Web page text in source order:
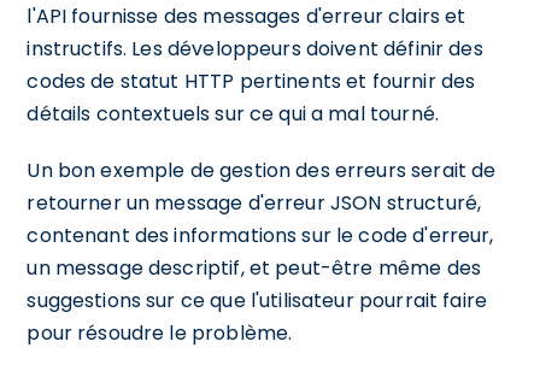
l'API fournisse des messages d'erreur clairs et
instructifs. Les développeurs doivent définir des
codes de statut HTTP pertinents et fournir des
détails contextuels sur ce qui a mal tourné.
Un bon exemple de gestion des erreurs serait de
retourner un message d'erreur JSON structuré,
contenant des informations sur le code d'erreur,
un message descriptif, et peut-être même des
suggestions sur ce que l'utilisateur pourrait faire
pour résoudre le problème.